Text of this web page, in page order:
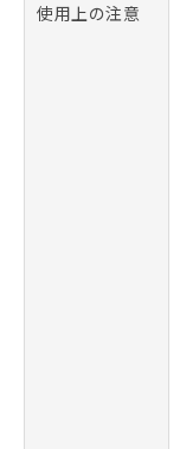
使用上の注意